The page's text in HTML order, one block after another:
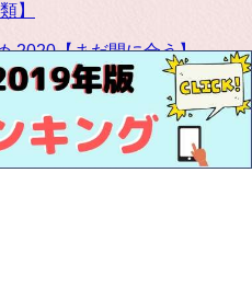
】
2020【まだ間に合う】
級家具が登場！椅子・テ
です